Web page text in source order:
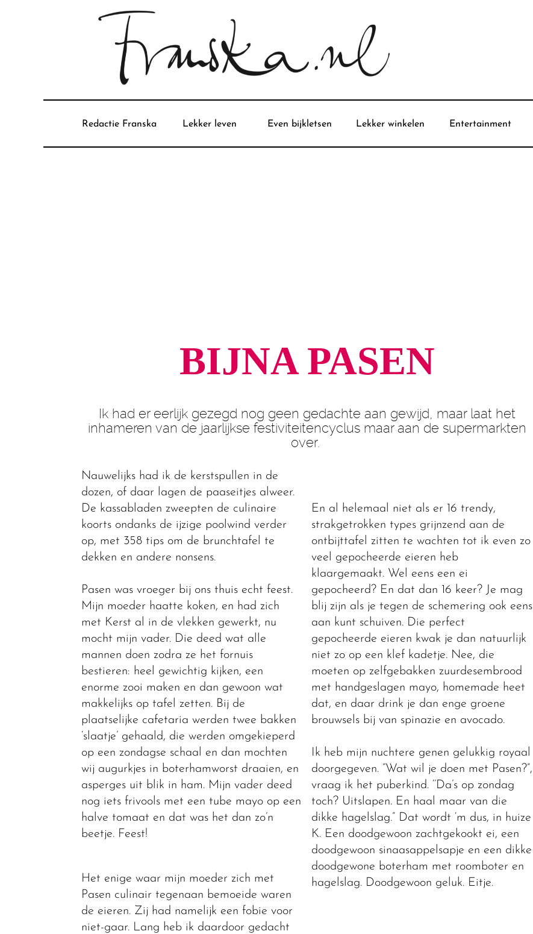
Redactie Franska Lekker leven Even bijkletsen Lekker winkelen Entertainment
BIJNA PASEN
Ik had er eerlijk gezegd nog geen gedachte aan gewijd, maar laat het
inhameren van de jaarlijkse festiviteitencyclus maar aan de supermarkten
over.
Nauwelijks had ik de kerstspullen in de
dozen, of daar lagen de paaseitjes alweer.
De kassabladen zweepten de culinaire
koorts ondanks de ijzige poolwind verder
op, met 358 tips om de brunchtafel te
dekken en andere nonsens.
Pasen was vroeger bij ons thuis echt feest.
Mijn moeder haatte koken, en had zich
met Kerst al in de vlekken gewerkt, nu
mocht mijn vader. Die deed wat alle
mannen doen zodra ze het fornuis
bestieren: heel gewichtig kijken, een
enorme zooi maken en dan gewoon wat
makkelijks op tafel zetten. Bij de
plaatselijke cafetaria werden twee bakken
‘slaatje’ gehaald, die werden omgekieperd
op een zondagse schaal en dan mochten
wij augurkjes in boterhamworst draaien, en
asperges uit blik in ham. Mijn vader deed
nog iets frivools met een tube mayo op een
halve tomaat en dat was het dan zo’n
beetje. Feest!
Het enige waar mijn moeder zich met
Pasen culinair tegenaan bemoeide waren
de eieren. Zij had namelijk een fobie voor
niet-gaar. Lang heb ik daardoor gedacht
En al helemaal niet als er 16 trendy,
strakgetrokken types grijnzend aan de
ontbijttafel zitten te wachten tot ik even zo
veel gepocheerde eieren heb
klaargemaakt. Wel eens een ei
gepocheerd? En dat dan 16 keer? Je mag
blij zijn als je tegen de schemering ook eens
aan kunt schuiven. Die perfect
gepocheerde eieren kwak je dan natuurlijk
niet zo op een klef kadetje. Nee, die
moeten op zelfgebakken zuurdesembrood
met handgeslagen mayo, homemade heet
dat, en daar drink je dan enge groene
brouwsels bij van spinazie en avocado.
Ik heb mijn nuchtere genen gelukkig royaal
doorgegeven. “Wat wil je doen met Pasen?”,
vraag ik het puberkind. ‘’Da’s op zondag
toch? Uitslapen. En haal maar van die
dikke hagelslag.” Dat wordt ‘m dus, in huize
K. Een doodgewoon zachtgekookt ei, een
doodgewoon sinaasappelsapje en een dikke
doodgewone boterham met roomboter en
hagelslag. Doodgewoon geluk. Eitje.